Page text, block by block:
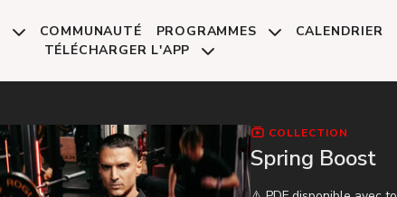
COMMUNAUTÉ PROGRAMMES
CALENDRIER
TÉLÉCHARGER L'APP
COLLECTION
Spring Boost